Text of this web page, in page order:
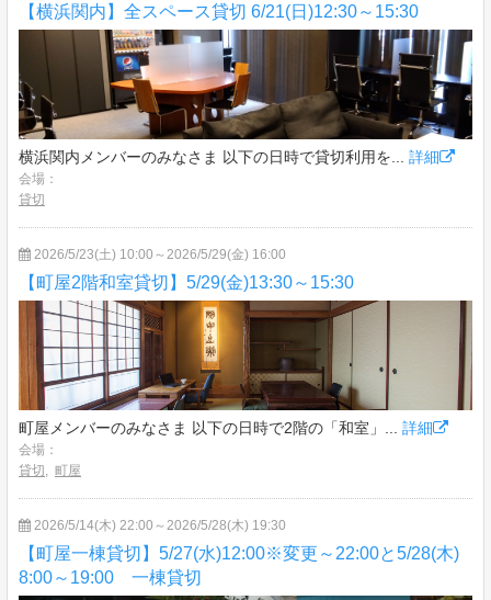
【横浜関内】全スペース貸切 6/21(日)12:30～15:30
横浜関内メンバーのみなさま 以下の日時で貸切利用を... 詳細
会場：
貸切
2026/5/23(土) 10:00～2026/5/29(金) 16:00
【町屋2階和室貸切】5/29(金)13:30～15:30
町屋メンバーのみなさま 以下の日時で2階の「和室」... 詳細
会場：
貸切 , 町屋
2026/5/14(木) 22:00～2026/5/28(木) 19:30
【町屋一棟貸切】5/27(水)12:00※変更～22:00と5/28(木)
8:00～19:00 一棟貸切